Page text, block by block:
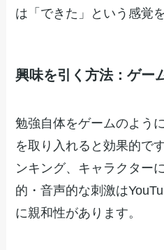
は「できた」という感覚
興味を引く方法：ゲー
勉強自体をゲームのよう
を取り入れると効果的で
ンキング、キャラクター
的・音声的な刺激は
に親和性があります。